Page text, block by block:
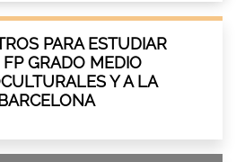
PARA ESTUDIAR
GRADO MEDIO
Y A LA